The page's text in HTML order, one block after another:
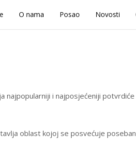
O nama Posao Novosti
i najposjećeniji
oblast kojoj se posvećuje